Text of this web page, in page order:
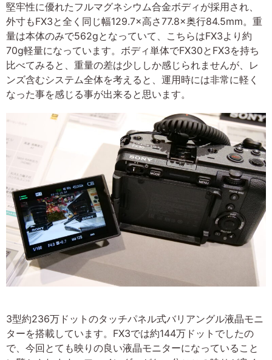
堅牢性に優れたフルマグネシウム合金ボディが採用され、
外寸もFX3と全く同じ幅129.7×高さ77.8×奥行84.5mm。重
量は本体のみで562gとなっていて、こちらはFX3より約
70g軽量になっています。ボディ単体でFX30とFX3を持ち
比べてみると、重量の差は少ししか感じられませんが、レ
ンズ含むシステム全体を考えると、運用時には非常に軽く
なった事を感じる事が出来ると思います。
3型約236万ドットのタッチパネル式バリアングル液晶モニ
ターを搭載しています。FX3では約144万ドットでしたの
で、今回とても映りの良い液晶モニターになっていること